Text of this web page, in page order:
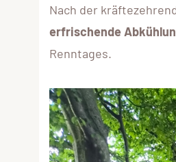
Nach der
erfrischende
Renntages.